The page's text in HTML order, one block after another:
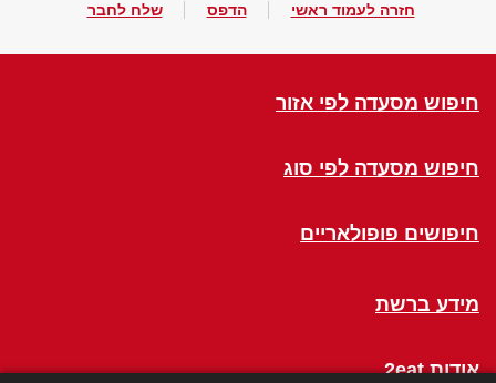
חזרה לעמוד ראשי הדפס שלח לחבר
חיפוש מסעדה לפי אזור
חיפוש מסעדה לפי סוג
חיפושים פופולאריים
מידע ברשת
אודות 2eat